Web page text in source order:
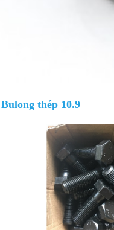
Bulong thép 10.9